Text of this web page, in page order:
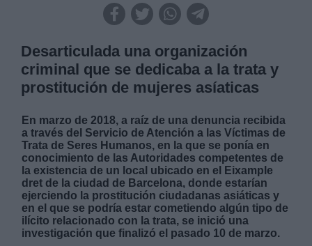
Desarticulada una organización
criminal que se dedicaba a la trata y
prostitución de mujeres asíaticas
En marzo de 2018, a raíz de una denuncia recibida
a través del Servicio de Atención a las Víctimas de
Trata de Seres Humanos, en la que se ponía en
conocimiento de las Autoridades competentes de
la existencia de un local ubicado en el Eixample
dret de la ciudad de Barcelona, donde estarían
ejerciendo la prostitución ciudadanas asiáticas y
en el que se podría estar cometiendo algún tipo de
ilícito relacionado con la trata, se inició una
investigación que finalizó el pasado 10 de marzo.
Legitimación:
Destinatarios: